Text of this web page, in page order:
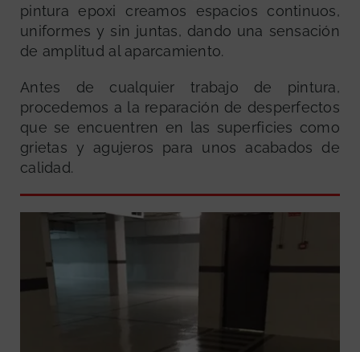
pintura epoxi creamos espacios continuos,
uniformes y sin juntas, dando una sensación
de amplitud al aparcamiento.
Antes de cualquier trabajo de pintura,
procedemos a la reparación de desperfectos
que se encuentren en las superficies como
grietas y agujeros para unos acabados de
calidad.